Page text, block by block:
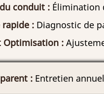
conduit : Élimination
rapide : Diagnostic de
Optimisation :
: Entretien